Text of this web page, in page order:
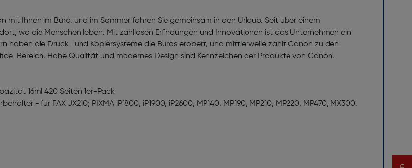
mit Ihnen im Büro, und im Sommer fahren Sie gemeinsam in den Urlaub. Seit über einem
wo die Menschen leben. Mit zahllosen Erfindungen und Innovationen ist das Unternehmen ein
haben die Druck- und Kopiersysteme die Büros erobert, und mittlerweile zählt Canon zu den
Bereich. Hohe Qualität und modernes Design sind Kennzeichen der Produkte von Canon.
16ml 420 Seiten 1er-Pack
- für FAX JX210; PIXMA iP1800, iP1900, iP2600, MP140, MP190, MP210, MP220, MP470, MX300,